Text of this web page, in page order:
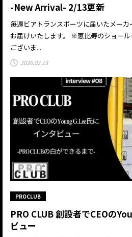
-New Arrival- 2/13更新
毎週ビアトランスポーツに届いたメー
お届けいたします。 ※恵比寿のショー
ございま...
2026.02.13
PROCLUB
PRO CLUB 創設者でCEOの
ビュー